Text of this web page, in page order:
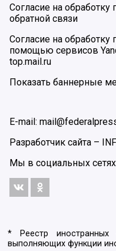
Согласие на
обратной связи
Согласие на
помощью сервисов
top.mail.ru
Показать баннерные
E-mail:
Разработчик сайта –
Мы в социальных
* Реестр иностранных
выполняющих функции